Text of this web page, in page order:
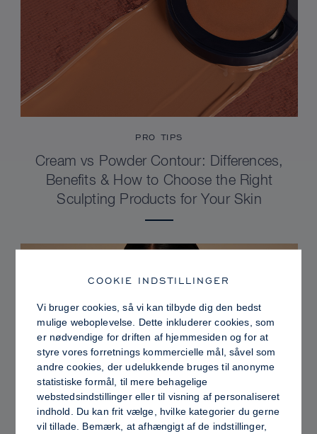
PRO TIPS
Cream vs Powder Contour: Differences,
Benefits & How to Choose the Right
Sculpting Products for Your Skin
PRO TIPS
COOKIE INDSTILLINGER
Vi bruger cookies, så vi kan tilbyde dig den bedst
mulige weboplevelse. Dette inkluderer cookies, som
er nødvendige for driften af hjemmesiden og for at
styre vores forretnings kommercielle mål, såvel som
andre cookies, der udelukkende bruges til anonyme
statistiske formål, til mere behagelige
webstedsindstillinger eller til visning af personaliseret
indhold. Du kan frit vælge, hvilke kategorier du gerne
vil tillade. Bemærk, at afhængigt af de indstillinger,